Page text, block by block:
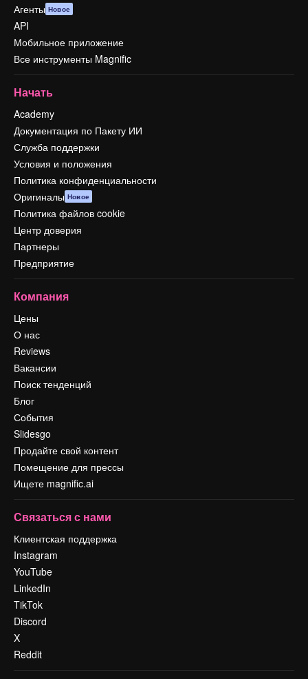
Агенты Новое
API
Мобильное приложение
Все инструменты Magnific
Начать
Academy
Документация по Пакету ИИ
Служба поддержки
Условия и положения
Политика конфиденциальности
Оригиналы Новое
Политика файлов cookie
Центр доверия
Партнеры
Предприятие
Компания
Цены
О нас
Reviews
Вакансии
Поиск тенденций
Блог
События
Slidesgo
Продайте свой контент
Помещение для прессы
Ищете magnific.ai
Связаться с нами
Клиентская поддержка
Instagram
YouTube
LinkedIn
TikTok
Discord
X
Reddit